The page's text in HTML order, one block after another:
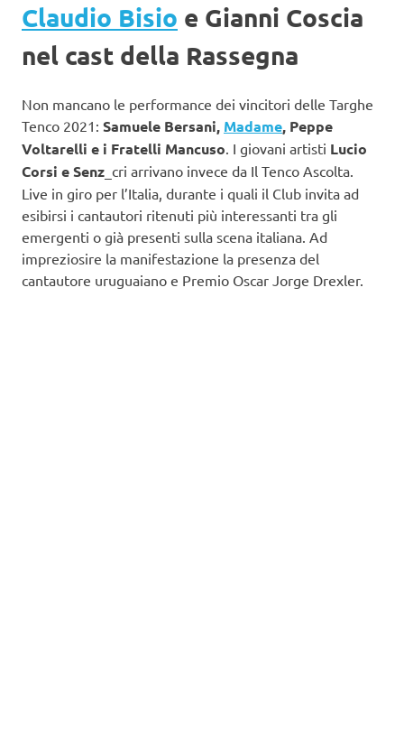
Claudio Bisio e Gianni Coscia
nel cast della Rassegna
Non mancano le performance dei vincitori delle Targhe
Tenco 2021: Samuele Bersani, Madame, Peppe
Voltarelli e i Fratelli Mancuso. I giovani artisti Lucio
Corsi e Senz _cri arrivano invece da Il Tenco Ascolta.
Live in giro per l’Italia, durante i quali il Club invita ad
esibirsi i cantautori ritenuti più interessanti tra gli
emergenti o già presenti sulla scena italiana. Ad
impreziosire la manifestazione la presenza del
cantautore uruguaiano e Premio Oscar Jorge Drexler.